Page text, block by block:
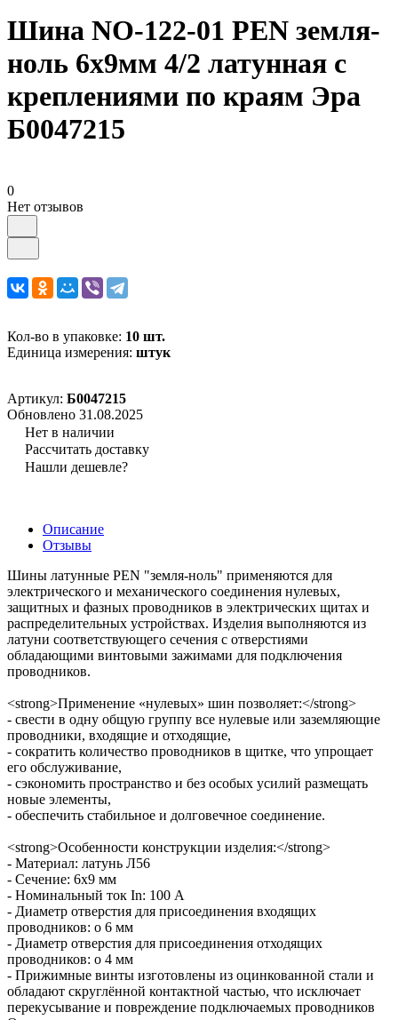
Шина NO-122-01 PEN земля-
ноль 6х9мм 4/2 латунная с
креплениями по краям Эра
Б0047215
0
Нет отзывов
Кол-во в упаковке: 10 шт.
Единица измерения: штук
Артикул: Б0047215
Обновлено 31.08.2025
Нет в наличии
Рассчитать доставку
Нашли дешевле?
Описание
Отзывы
Шины латунные PEN "земля-ноль" применяются для
электрического и механического соединения нулевых,
защитных и фазных проводников в электрических щитах и
распределительных устройствах. Изделия выполняются из
латуни соответствующего сечения с отверстиями
обладающими винтовыми зажимами для подключения
проводников.
<strong>Применение «нулевых» шин позволяет:</strong>
- свести в одну общую группу все нулевые или заземляющие
проводники, входящие и отходящие,
- сократить количество проводников в щитке, что упрощает
его обслуживание,
- сэкономить пространство и без особых усилий размещать
новые элементы,
- обеспечить стабильное и долговечное соединение.
<strong>Особенности конструкции изделия:</strong>
- Материал: латунь Л56
- Сечение: 6х9 мм
- Номинальный ток In: 100 А
- Диаметр отверстия для присоединения входящих
проводников: o 6 мм
- Диаметр отверстия для присоединения отходящих
проводников: o 4 мм
- Прижимные винты изготовлены из оцинкованной стали и
обладают скруглённой контактной частью, что исключает
перекусывание и повреждение подключаемых проводников